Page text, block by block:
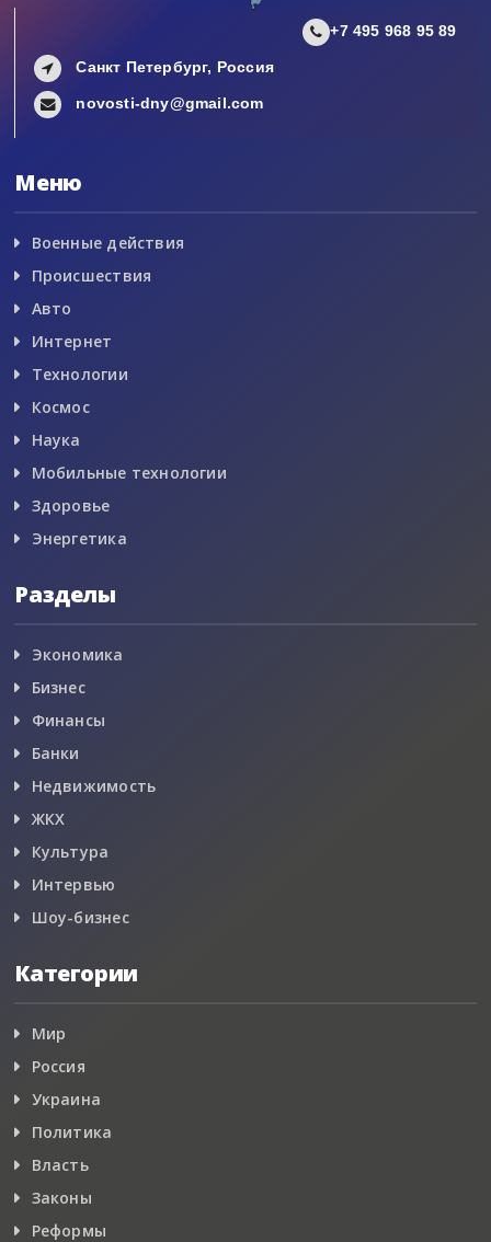
+7 495 968 95 89
Санкт Петербург, Россия
novosti-dny@gmail.com
Меню
Военные действия
Происшествия
Авто
Интернет
Технологии
Космос
Наука
Мобильные технологии
Здоровье
Энергетика
Разделы
Экономика
Бизнес
Финансы
Банки
Недвижимость
ЖКХ
Культура
Интервью
Шоу-бизнес
Категории
Мир
Россия
Украина
Политика
Власть
Законы
Реформы